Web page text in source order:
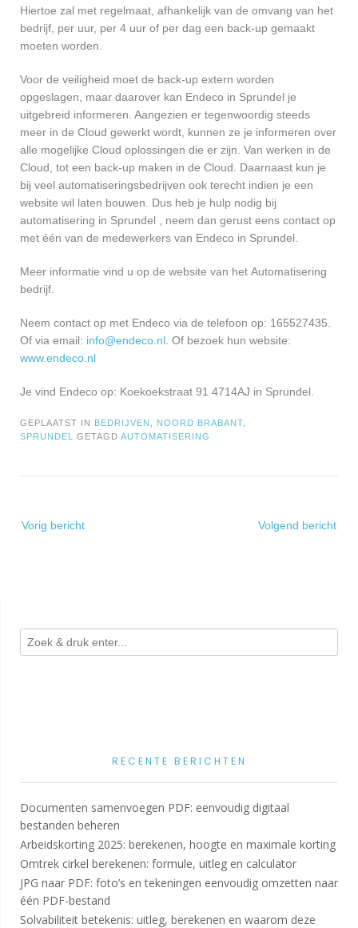
Hiertoe zal met regelmaat, afhankelijk van de omvang van het
bedrijf, per uur, per 4 uur of per dag een back-up gemaakt
moeten worden.
Voor de veiligheid moet de back-up extern worden
opgeslagen, maar daarover kan Endeco in Sprundel je
uitgebreid informeren. Aangezien er tegenwoordig steeds
meer in de Cloud gewerkt wordt, kunnen ze je informeren over
alle mogelijke Cloud oplossingen die er zijn. Van werken in de
Cloud, tot een back-up maken in de Cloud. Daarnaast kun je
bij veel automatiseringsbedrijven ook terecht indien je een
website wil laten bouwen. Dus heb je hulp nodig bij
automatisering in Sprundel , neem dan gerust eens contact op
met één van de medewerkers van Endeco in Sprundel.
Meer informatie vind u op de website van het Automatisering
bedrijf.
Neem contact op met Endeco via de telefoon op: 165527435.
Of via email: info@endeco.nl . Of bezoek hun website:
www.endeco.nl
Je vind Endeco op: Koekoekstraat 91 4714AJ in Sprundel.
GEPLAATST IN BEDRIJVEN NOORD BRABANT
SPRUNDEL
GETAGD AUTOMATISERING
navigatie
Vorig bericht Volgend bericht
RECENTE BERICHTEN
Documenten samenvoegen PDF: eenvoudig digitaal
bestanden beheren
Arbeidskorting 2025: berekenen, hoogte en maximale korting
Omtrek cirkel berekenen: formule, uitleg en calculator
JPG naar PDF: foto’s en tekeningen eenvoudig omzetten naar
één PDF-bestand
Solvabiliteit betekenis: uitleg, berekenen en waarom deze